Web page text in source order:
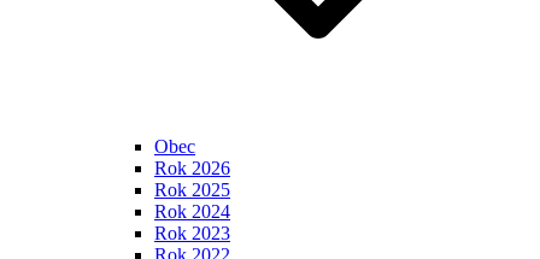
Obec
Rok 2026
Rok 2025
Rok 2024
Rok 2023